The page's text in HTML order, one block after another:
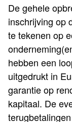
De gehele
inschrijving op
te tekenen op
hebben een
uitgedrukt in
garantie op
kapitaal. De